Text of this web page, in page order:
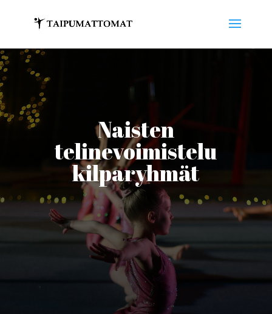
Naisten
telinevoimistelu
kilparyhmät